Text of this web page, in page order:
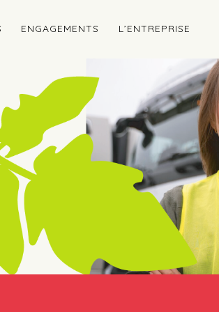
ENGAGEMENTS L’ENTREPRISE
lourds